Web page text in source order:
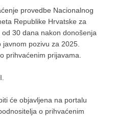
provedbe Nacionalnog
Republike Hrvatske za
30 dana nakon donošenja
pozivu za 2025.
prihvaćenim prijavama.
će objavljena na portalu
o prihvaćenim